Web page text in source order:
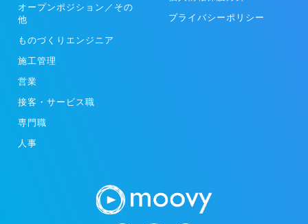
オープンポジション／その
他
ものづくりエンジニア
施工管理
営業
接客・サービス職
専門職
人事
プライバシーポリシー